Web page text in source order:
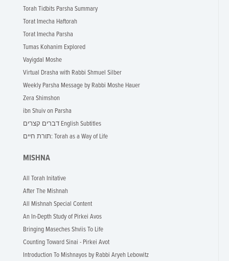
Torah Tidbits Parsha Summary
Torat Imecha Haftorah
Torat Imecha Parsha
Tumas Kohanim Explored
Vayigdal Moshe
Virtual Drasha with Rabbi Shmuel Silber
Weekly Parsha Message by Rabbi Moshe Hauer
Zera Shimshon
ibn Shuiv on Parsha
דברים קצרים English Subtitles
תורת חיים: Torah as a Way of Life
MISHNA
All Torah Initative
After The Mishnah
All Mishnah Special Content
An In-Depth Study of Pirkei Avos
Bringing Maseches Shviis To Life
Counting Toward Sinai - Pirkei Avot
Introduction To Mishnayos by Rabbi Aryeh Lebowitz